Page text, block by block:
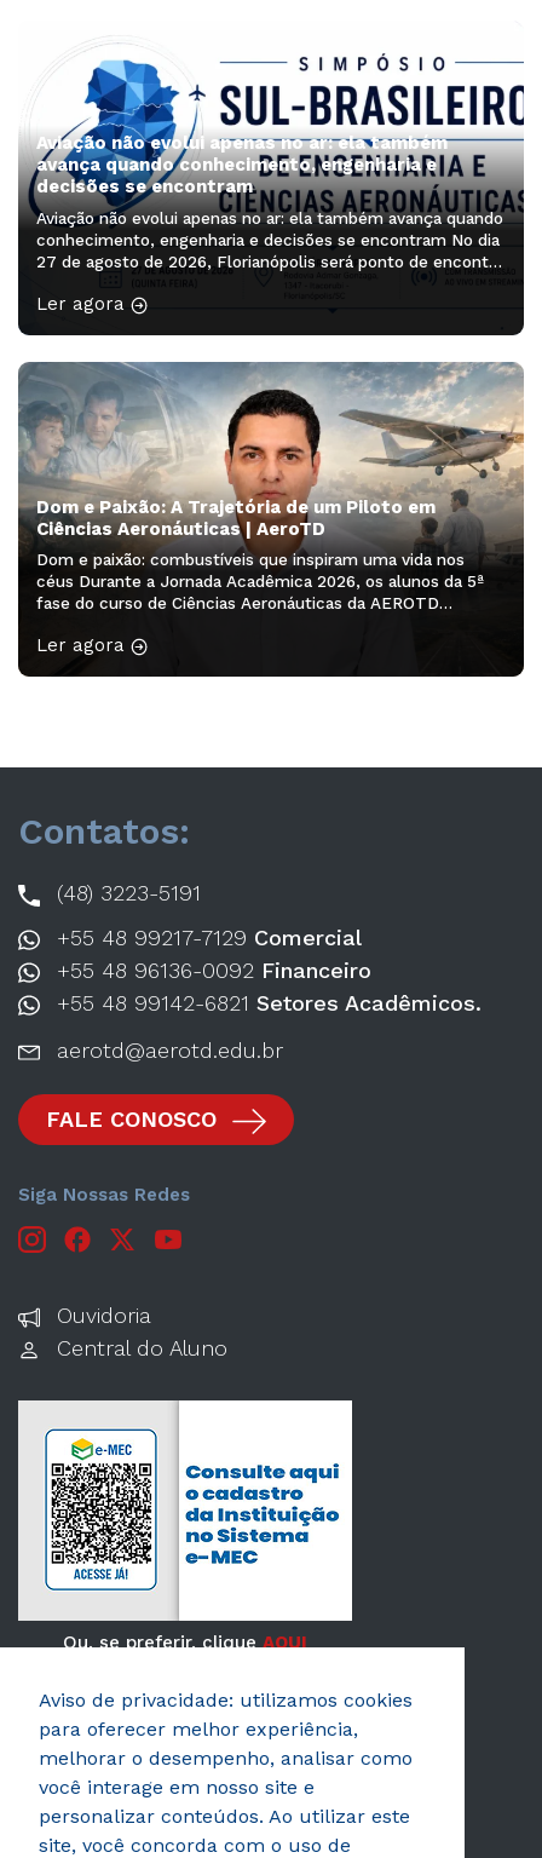
Aviação não evolui apenas no ar: ela também
avança quando conhecimento, engenharia e
decisões se encontram
Aviação não evolui apenas no ar: ela também avança quando
conhecimento, engenharia e decisões se encontram No dia
27 de agosto de 2026, Florianópolis será ponto de encontro
de profissionais, pesquisadores, estudantes e lideranças
que ajudam a pensar os próximos caminhos da aviação. O
Ler agora
Dom e Paixão: A Trajetória de um Piloto em
Ciências Aeronáuticas | AeroTD
Dom e paixão: combustíveis que inspiram uma vida nos
céus Durante a Jornada Acadêmica 2026, os alunos da 5ª
fase do curso de Ciências Aeronáuticas da AEROTD
edição”, ministrado pela professora Drª Franciele Rodrigues
Ler agora
Contatos:
(48) 3223-5191
+55 48 99217-7129 Comercial
+55 48 96136-0092 Financeiro
+55 48 99142-6821 Setores Acadêmicos.
aerotd@aerotd.edu.br
FALE CONOSCO
Siga Nossas Redes
Ouvidoria
Central do Aluno
Ou, se preferir, cliqueAQUI
Verificada por
Aviso de privacidade: utilizamos cookies
para oferecer melhor experiência,
melhorar o desempenho, analisar como
você interage em nosso site e
personalizar conteúdos. Ao utilizar este
site, você concorda com o uso de